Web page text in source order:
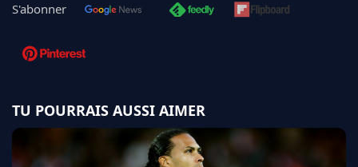
S'abonner
TU POURRAIS AUSSI AIMER